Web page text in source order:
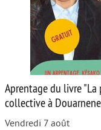
Aprentage du livre "La
collective à
Vendredi 7 août